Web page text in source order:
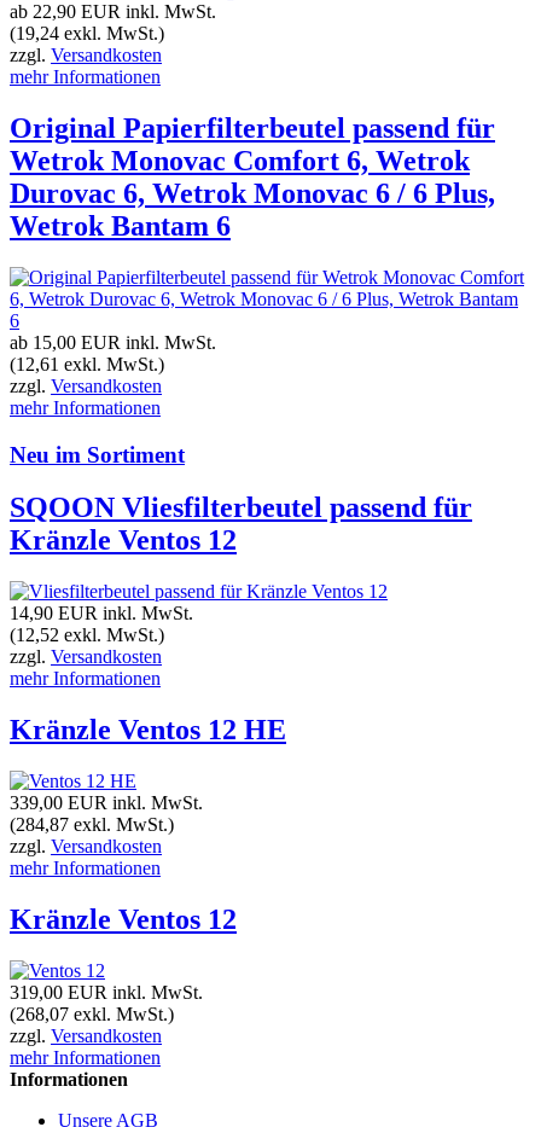
ab 22,90 EUR inkl. MwSt.
(19,24 exkl. MwSt.)
zzgl. Versandkosten
mehr Informationen
Original Papierfilterbeutel passend für
Wetrok Monovac Comfort 6, Wetrok
Durovac 6, Wetrok Monovac 6 / 6 Plus,
Wetrok Bantam 6
ab 15,00 EUR inkl. MwSt.
(12,61 exkl. MwSt.)
zzgl. Versandkosten
mehr Informationen
Neu im Sortiment
SQOON Vliesfilterbeutel passend für
Kränzle Ventos 12
14,90 EUR inkl. MwSt.
(12,52 exkl. MwSt.)
zzgl. Versandkosten
mehr Informationen
Kränzle Ventos 12 HE
339,00 EUR inkl. MwSt.
(284,87 exkl. MwSt.)
zzgl. Versandkosten
mehr Informationen
Kränzle Ventos 12
319,00 EUR inkl. MwSt.
(268,07 exkl. MwSt.)
zzgl. Versandkosten
mehr Informationen
Informationen
Unsere AGB